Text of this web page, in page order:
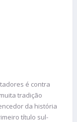
é contra
tradição
da história
título sul-